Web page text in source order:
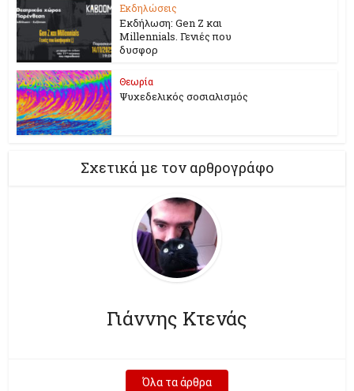
Εκδηλώσεις
Εκδήλωση: Gen Z και
Millennials. Γενιές που
δυσφορ
Θεωρία
Ψυχεδελικός σοσιαλισμός
Σχετικά με τον αρθρογράφο
Γιάννης Κτενάς
Όλα τα άρθρα